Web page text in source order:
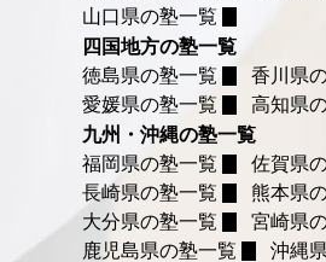
山口県の塾一覧
四国地方の塾一覧
徳島県の塾一覧
香川県
愛媛県の塾一覧
高知県
九州・沖縄の塾一覧
福岡県の塾一覧
佐賀県
長崎県の塾一覧
熊本県
大分県の塾一覧
宮崎県
鹿児島県の塾一覧
沖縄